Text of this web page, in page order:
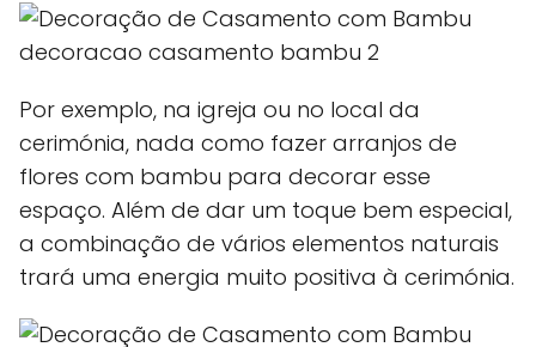
Por exemplo, na igreja ou no local da
cerimónia, nada como fazer arranjos de
flores com bambu para decorar esse
espaço. Além de dar um toque bem especial,
a combinação de vários elementos naturais
trará uma energia muito positiva à cerimónia.